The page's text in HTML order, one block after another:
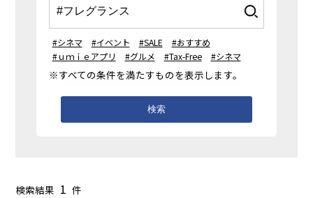
#シネマ #イベント #SALE
#おすすめ
#ｕｍｉｅアプリ
#グルメ #Tax-Free #シネマ
※すべての条件を満たすものを表示します。
検索
検索結果 1 件